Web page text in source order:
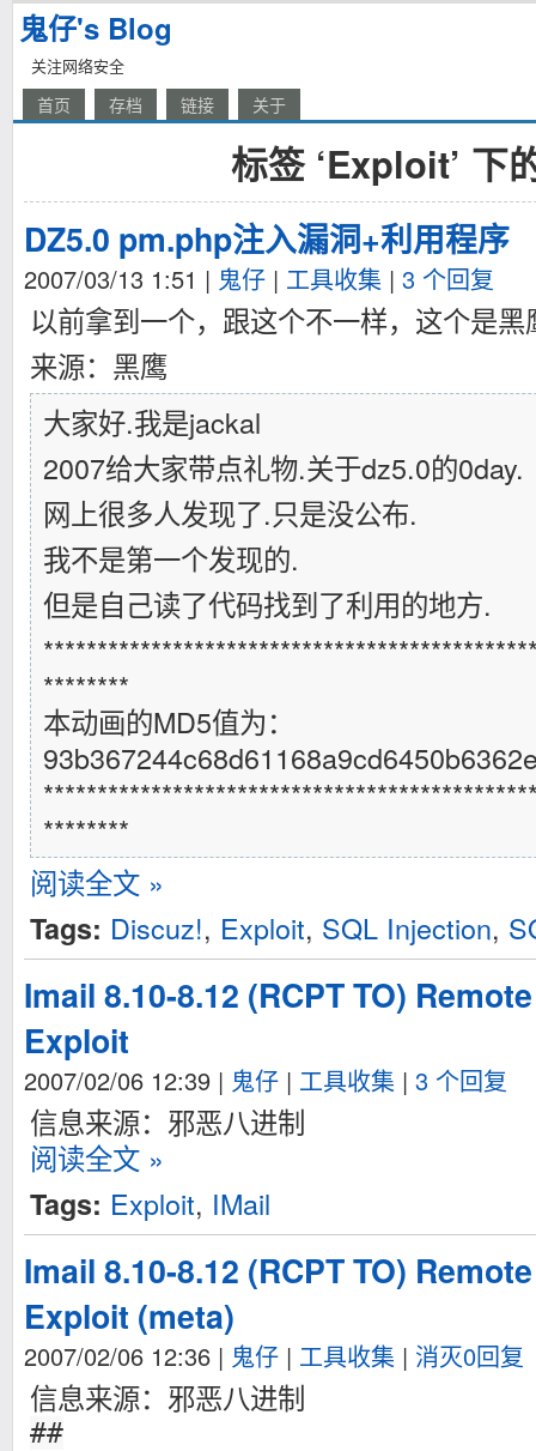
鬼仔's Blog
关注网络安全
首页 存档 链接 关于
标签 ‘Exploit’ 下
DZ5.0 pm.php注入漏洞+利用程序
2007/03/13 1:51 | 鬼仔 | 工具收集 | 3 个回复
以前拿到一个，跟这个不一样，这个是
来源：黑鹰
大家好.我是jackal
2007给大家带点礼物.关于dz5.0的0day.
网上很多人发现了.只是没公布.
我不是第一个发现的.
但是自己读了代码找到了利用的地方.
********
本动画的MD5值为：
********
阅读全文 »
Tags: Discuz!, Exploit, SQL Injection,
Imail 8.10-8.12 (RCPT TO)
Exploit
2007/02/06 12:39 | 鬼仔 | 工具收集 | 3 个回复
信息来源：邪恶八进制
阅读全文 »
Tags: Exploit, IMail
Imail 8.10-8.12 (RCPT TO)
Exploit (meta)
2007/02/06 12:36 | 鬼仔 | 工具收集 | 消灭0回复
信息来源：邪恶八进制
##